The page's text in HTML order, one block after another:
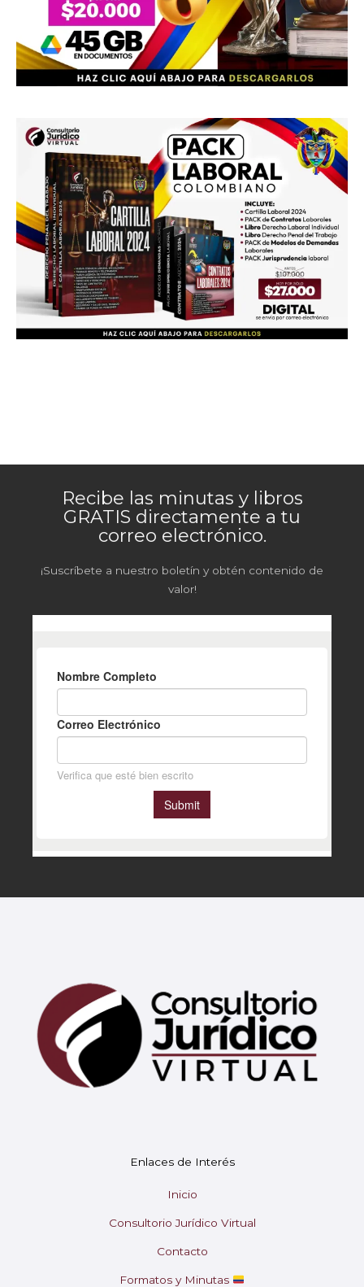
Recibe las minutas y libros
GRATIS directamente a tu
correo electrónico.
¡Suscríbete a nuestro boletín y obtén contenido de
valor!
Enlaces de Interés
Inicio
Consultorio Jurídico Virtual
Contacto
Formatos y Minutas
Soy Mary tu asistente virtual.